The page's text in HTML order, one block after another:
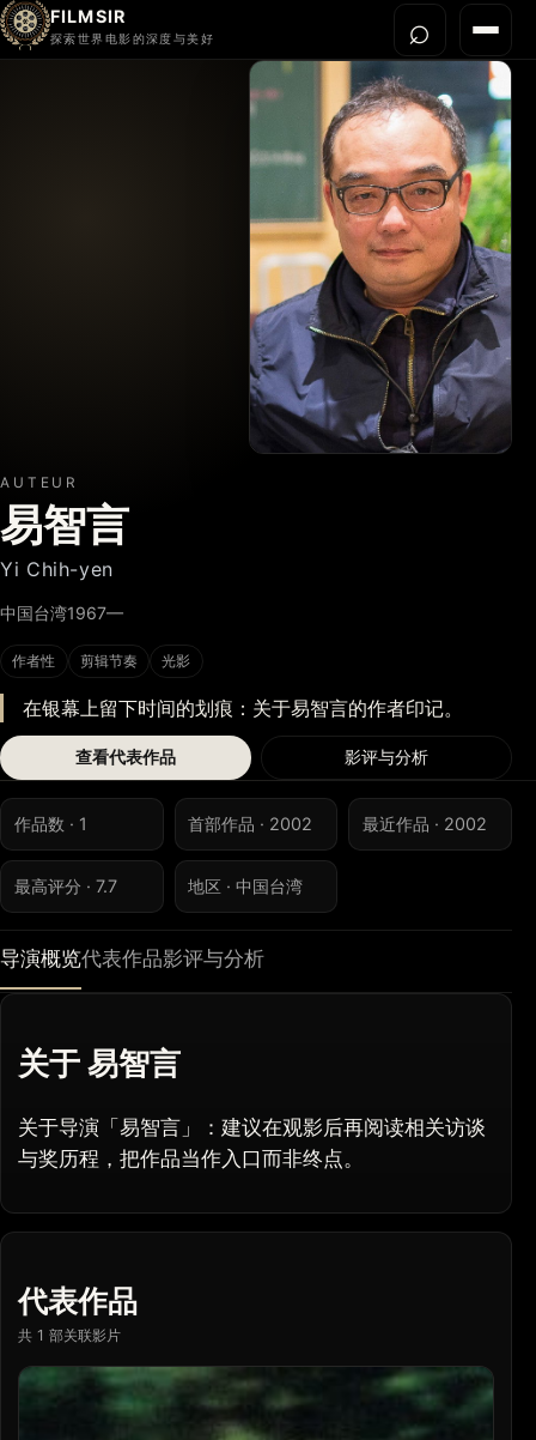
FILMSIR
探索世界电影的深度与美好 菜单
⌕打开
AUTEUR
易智言
Yi Chih-yen
中国台湾1967—
作者性 剪辑节奏 光影
在银幕上留下时间的划痕：关于易智言的作者印记。
查看代表作品 影评与分析
作品数 · 1 首部作品 · 2002 最近作品 · 2002
最高评分 · 7.7 地区 · 中国台湾
导演概览代表作品影评与分析
关于 易智言
关于导演「易智言」：建议在观影后再阅读相关访谈
与奖历程，把作品当作入口而非终点。
代表作品
共 1 部关联影片